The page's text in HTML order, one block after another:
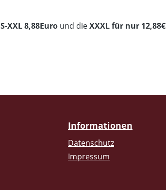
S-XXL 8,88Euro und dieXXXL für nur 12,88€
Informationen
Datenschutz
Impressum